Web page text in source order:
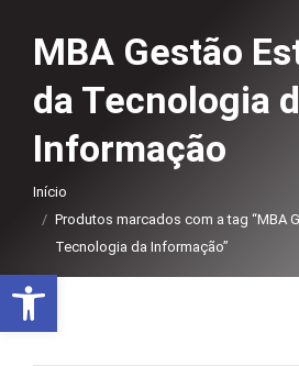
MBA Gestão
da Tecnologia
Informação
Você está aqui:
Início
Produtos marcados com a tag “MBA
Tecnologia da Informação”
Abrir a barra de